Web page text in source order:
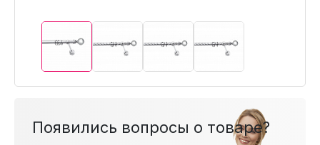
Появились вопросы о товаре?